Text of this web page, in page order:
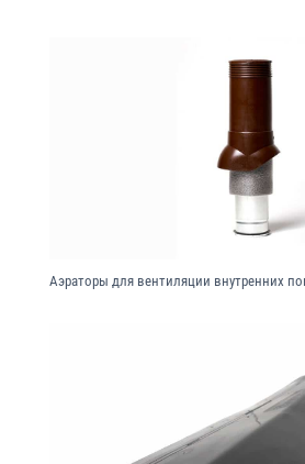
Аэраторы для вентиляции внутренних